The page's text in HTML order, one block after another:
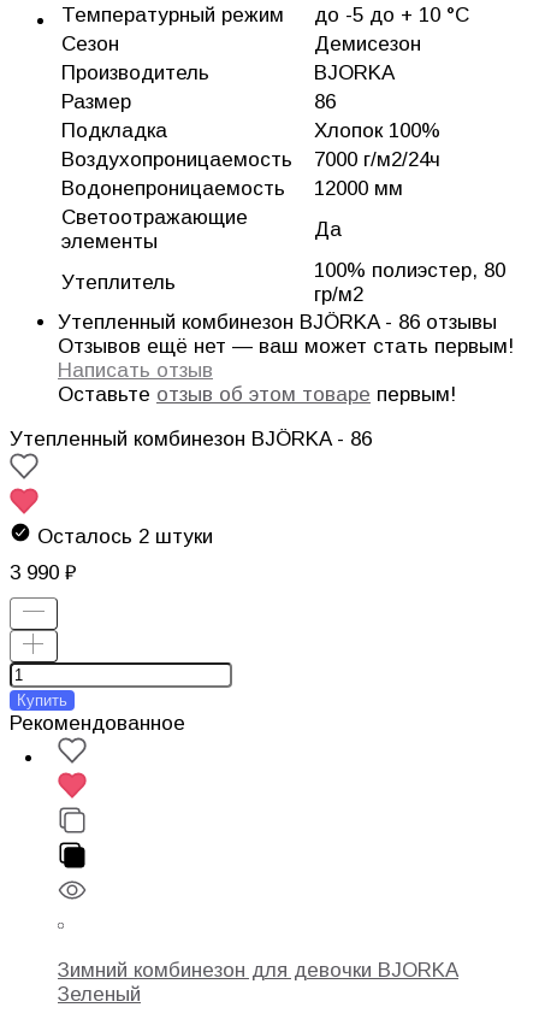
Температурный режим
до -5 до + 10 °C
Сезон
Демисезон
Производитель
BJORKA
Размер
86
Подкладка
Хлопок 100%
Воздухопроницаемость
7000 г/м2/24ч
Водонепроницаемость
12000 мм
Светоотражающие
элементы
Да
Утеплитель
100% полиэстер, 80
гр/м2
Утепленный комбинезон BJÖRKA - 86 отзывы
Отзывов ещё нет — ваш может стать первым!
Написать отзыв
Оставьте отзыв об этом товаре первым!
Утепленный комбинезон BJÖRKA - 86
Осталось 2 штуки
3 990
Купить
Рекомендованное
Зимний комбинезон для девочки BJORKA
Зеленый